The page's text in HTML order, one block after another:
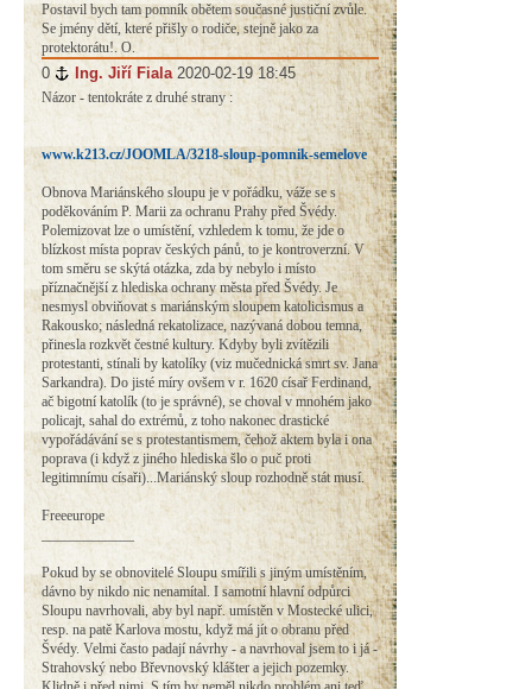
Postavil bych tam pomník obětem současné justiční zvůle.
Se jmény dětí, které přišly o rodiče, stejně jako za
protektorátu!. O.
0 # Ing. Jiří Fiala 2020-02-19 18:45
Názor - tentokráte z druhé strany :
www.k213.cz/JOOMLA/3218-sloup-pomnik-semelove
Obnova Mariánského sloupu je v pořádku, váže se s
poděkováním P. Marii za ochranu Prahy před Švédy.
Polemizovat lze o umístění, vzhledem k tomu, že jde o
blízkost místa poprav českých pánů, to je kontroverzní. V
tom směru se skýtá otázka, zda by nebylo i místo
příznačnější z hlediska ochrany města před Švédy. Je
nesmysl obviňovat s mariánským sloupem katolicismus a
Rakousko; následná rekatolizace, nazývaná dobou temna,
přinesla rozkvět čestné kultury. Kdyby byli zvítězili
protestanti, stínali by katolíky (viz mučednická smrt sv. Jana
Sarkandra). Do jisté míry ovšem v r. 1620 císař Ferdinand,
ač bigotní katolík (to je správné), se choval v mnohém jako
policajt, sahal do extrémů, z toho nakonec drastické
vypořádávání se s protestantismem, čehož aktem byla i ona
poprava (i když z jiného hlediska šlo o puč proti
legitimnímu císaři)...Mariánský sloup rozhodně stát musí.
Freeeurope
Pokud by se obnovitelé Sloupu smířili s jiným umístěním,
dávno by nikdo nic nenamítal. I samotní hlavní odpůrci
Sloupu navrhovali, aby byl např. umístěn v Mostecké ulici,
resp. na patě Karlova mostu, když má jít o obranu před
Švédy. Velmi často padají návrhy - a navrhoval jsem to i já -
Strahovský nebo Břevnovský klášter a jejich pozemky.